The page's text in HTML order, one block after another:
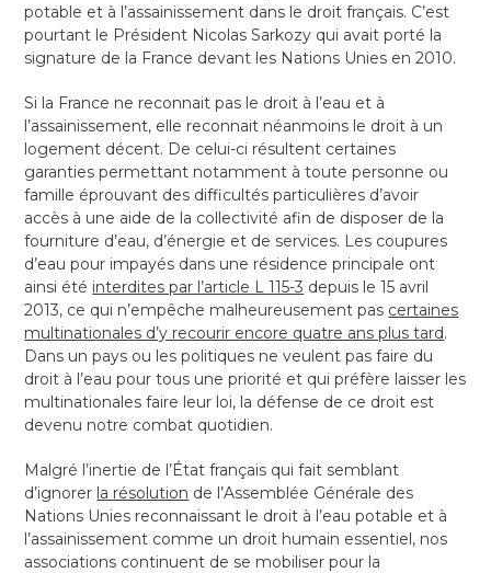
potable et à l’assainissement dans le droit français. C’est
pourtant le Président Nicolas Sarkozy qui avait porté la
signature de la France devant les Nations Unies en 2010.
Si la France ne reconnait pas le droit à l’eau et à
l’assainissement, elle reconnait néanmoins le droit à un
logement décent. De celui-ci résultent certaines
garanties permettant notamment à toute personne ou
famille éprouvant des difficultés particulières d’avoir
accès à une aide de la collectivité afin de disposer de la
fourniture d’eau, d’énergie et de services. Les coupures
d’eau pour impayés dans une résidence principale ont
ainsi été interdites par l’article L 115-3 depuis le 15 avril
2013, ce qui n’empêche malheureusement pas certaines
multinationales d’y recourir encore quatre ans plus tard.
Dans un pays ou les politiques ne veulent pas faire du
droit à l’eau pour tous une priorité et qui préfère laisser les
multinationales faire leur loi, la défense de ce droit est
devenu notre combat quotidien.
Malgré l’inertie de l’État français qui fait semblant
d’ignorer la résolution de l’Assemblée Générale des
Nations Unies reconnaissant le droit à l’eau potable et à
l’assainissement comme un droit humain essentiel, nos
associations continuent de se mobiliser pour la